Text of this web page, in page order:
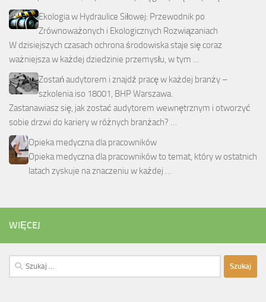
Ekologia w Hydraulice Siłowej: Przewodnik po
Zrównoważonych i Ekologicznych Rozwiązaniach
W dzisiejszych czasach ochrona środowiska staje się coraz
ważniejsza w każdej dziedzinie przemysłu, w tym …
Zostań audytorem i znajdź pracę w każdej branży –
szkolenia iso 18001, BHP Warszawa.
Zastanawiasz się, jak zostać audytorem wewnętrznym i otworzyć
sobie drzwi do kariery w różnych branżach? …
Opieka medyczna dla pracowników
Opieka medyczna dla pracowników to temat, który w ostatnich
latach zyskuje na znaczeniu w każdej …
WIĘCEJ
Szukaj: